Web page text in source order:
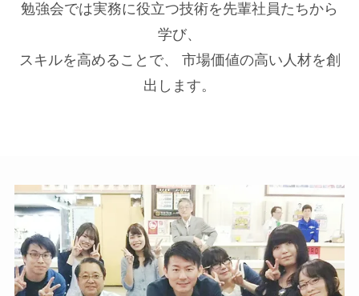
勉強会では実務に役立つ技術を先輩社員たちから
学び、
スキルを高めることで、 市場価値の高い人材を創
出します。